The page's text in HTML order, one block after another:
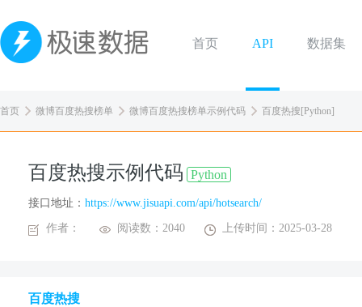
首页 API 数据集
首页 微博百度热搜榜单 微博百度热搜榜单示例代码 百度热搜[Python]
百度热搜示例代码 Python
接口地址： https://www.jisuapi.com/api/hotsearch/
作者： 阅读数：2040 上传时间：2025-03-28
百度热搜